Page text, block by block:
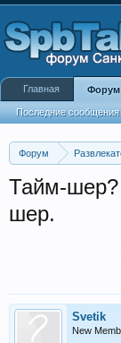
Форум
Тайм-шер?
шер.
Svetik
New
Главная Форум
Последние сообщения